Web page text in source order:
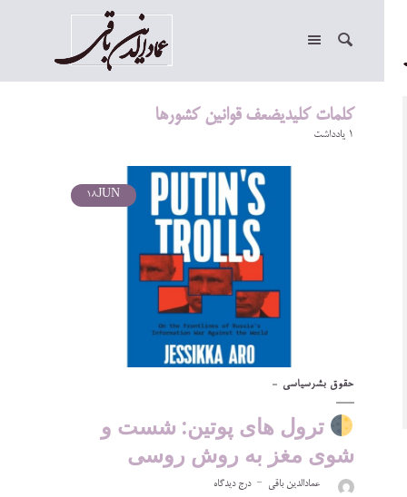
کلمات کلیدیضعف قوانین کشورها
1 یادداشت
JUN
18
حقوق بشرسیاسی
ترول های پوتین: شست و
شوی مغز به روش روسی
عمادالدین باقی درج دیدگاه